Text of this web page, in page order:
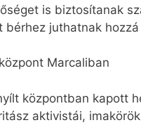
is biztosítanak
bérhez juthatnak
Marcaliban
központban kapott
aktivistái,